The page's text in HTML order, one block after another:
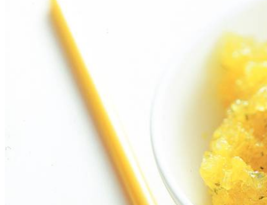
eetlepelwitte basterdsuiker
Dit heb je nodig